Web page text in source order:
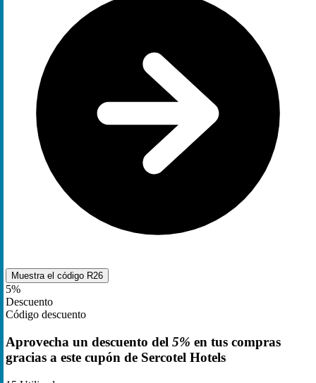
Muestra el código R26
5%
Descuento
Código descuento
Aprovecha un descuento del 5% en tus compras
gracias a este cupón de Sercotel Hotels